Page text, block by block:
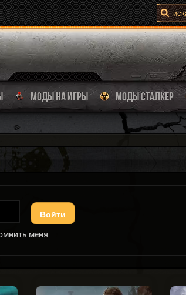
МОДЫ НА ИГРЫ МОДЫ СТАЛКЕР
Войти
меня